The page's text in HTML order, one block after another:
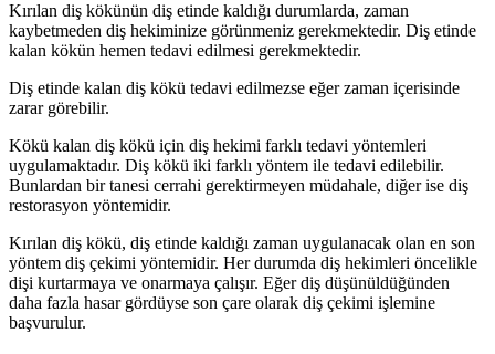
Kırılan diş kökünün diş etinde kaldığı durumlarda, zaman
kaybetmeden diş hekiminize görünmeniz gerekmektedir. Diş etinde
kalan kökün hemen tedavi edilmesi gerekmektedir.
Diş etinde kalan diş kökü tedavi edilmezse eğer zaman içerisinde
zarar görebilir.
Kökü kalan diş kökü için diş hekimi farklı tedavi yöntemleri
uygulamaktadır. Diş kökü iki farklı yöntem ile tedavi edilebilir.
Bunlardan bir tanesi cerrahi gerektirmeyen müdahale, diğer ise diş
restorasyon yöntemidir.
Kırılan diş kökü, diş etinde kaldığı zaman uygulanacak olan en son
yöntem diş çekimi yöntemidir. Her durumda diş hekimleri öncelikle
dişi kurtarmaya ve onarmaya çalışır. Eğer diş düşünüldüğünden
daha fazla hasar gördüyse son çare olarak diş çekimi işlemine
başvurulur.